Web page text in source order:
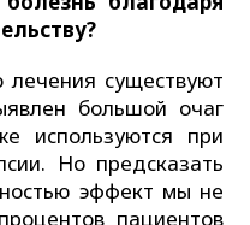
лечения существуют
большой очаг
используются при
Но предсказать
эффект мы не
пациентов